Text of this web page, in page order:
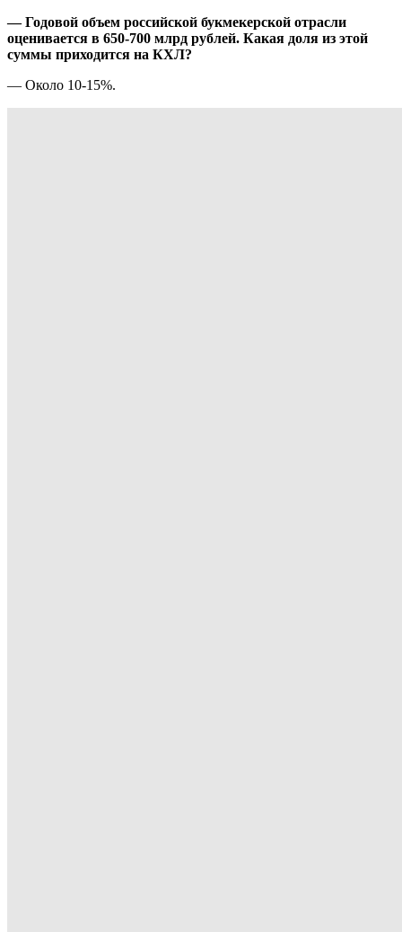
— Годовой объем российской букмекерской отрасли
оценивается в 650-700 млрд рублей. Какая доля из этой
суммы приходится на КХЛ?
— Около 10-15%.